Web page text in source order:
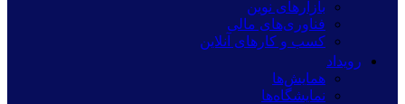
بازارهای نوین
فناوری‌های مالی
کسب و کارهای آنلاین
رویداد
همایش‌ها
نمایشگاه‌ها